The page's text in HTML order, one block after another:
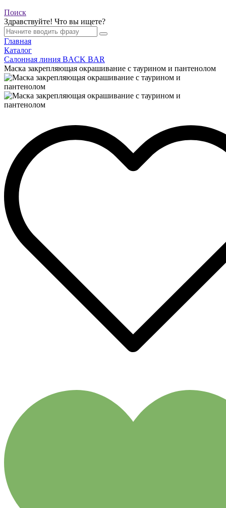
Поиск
Здравствуйте! Что вы ищете?
Главная
Каталог
Салонная линия BACK BAR
Маска закрепляющая окрашивание с таурином и пантенолом